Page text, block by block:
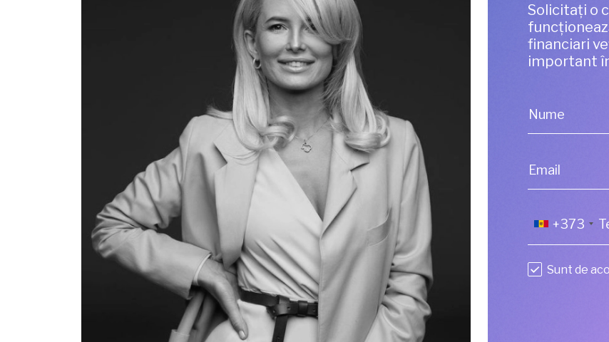
Solicitați o
financiari
important
Nume
Email
+373
Sunt de